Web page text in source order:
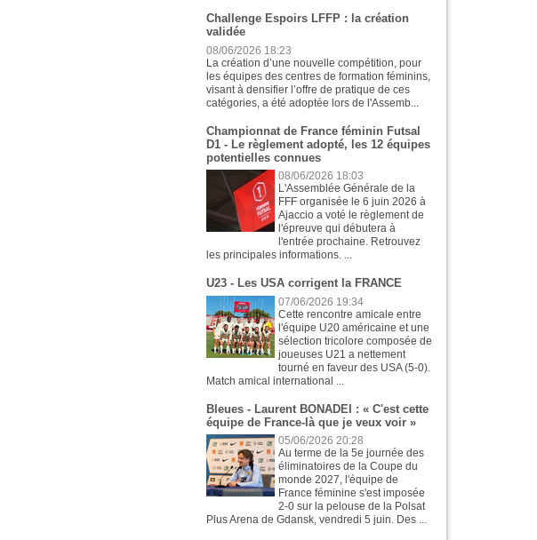
Challenge Espoirs LFFP : la création
validée
08/06/2026 18:23
La création d’une nouvelle compétition, pour
les équipes des centres de formation féminins,
visant à densifier l’offre de pratique de ces
catégories, a été adoptée lors de l'Assemb...
Championnat de France féminin Futsal
D1 - Le règlement adopté, les 12 équipes
potentielles connues
08/06/2026 18:03
L'Assemblée Générale de la
FFF organisée le 6 juin 2026 à
Ajaccio a voté le règlement de
l'épreuve qui débutera à
l'entrée prochaine. Retrouvez
les principales informations. ...
U23 - Les USA corrigent la FRANCE
07/06/2026 19:34
Cette rencontre amicale entre
l'équipe U20 américaine et une
sélection tricolore composée de
joueuses U21 a nettement
tourné en faveur des USA (5-0).
Match amical international ...
Bleues - Laurent BONADEI : « C'est cette
équipe de France-là que je veux voir »
05/06/2026 20:28
Au terme de la 5e journée des
éliminatoires de la Coupe du
monde 2027, l'équipe de
France féminine s'est imposée
2-0 sur la pelouse de la Polsat
Plus Arena de Gdansk, vendredi 5 juin. Des ...